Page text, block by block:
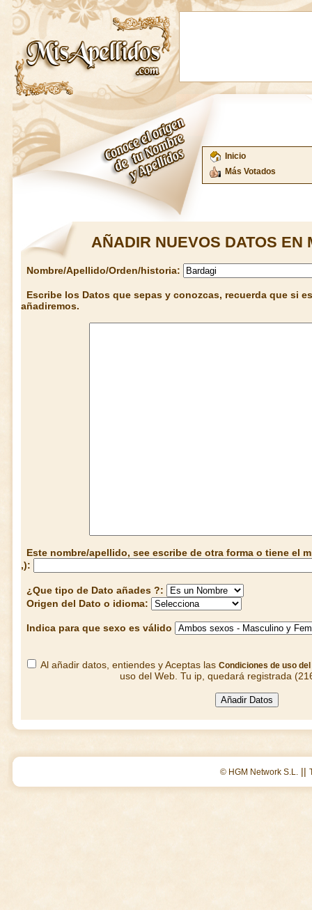
Inicio
Más Votados
AÑADIR NUEVOS DATOS EN
Nombre/Apellido/Orden/historia:
Escribe los Datos que sepas y conozcas, recuerda que si
añadiremos.
Este nombre/apellido, see escribe de otra forma o tiene el
,):
¿Que tipo de Dato añades ?:
Origen del Dato o idioma:
Indica para que sexo es válido
Al añadir datos, entiendes y Aceptas las Condiciones de uso del
uso del Web. Tu ip, quedará registrada
© HGM Network S.L. ||